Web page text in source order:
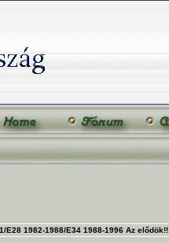
E28 1982-1988/E34 1988-1996 Az elődök!!